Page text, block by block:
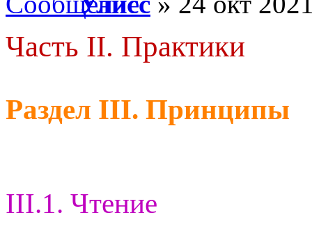
Часть II. Практики
Раздел III. Принципы
III.1. Чтение